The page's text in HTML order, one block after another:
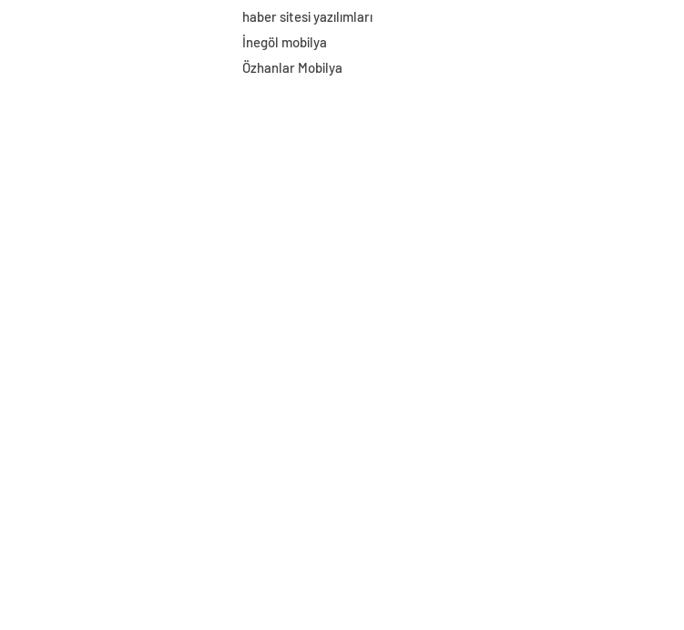
haber sitesi yazılımları
İnegöl mobilya
Özhanlar Mobilya